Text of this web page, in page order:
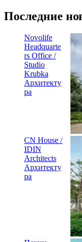
Последние
Novolife
Headquarte
rs Office /
Studio
Krubka
Архитекту
ра
CN House /
IDIN
Architects
Архитекту
ра